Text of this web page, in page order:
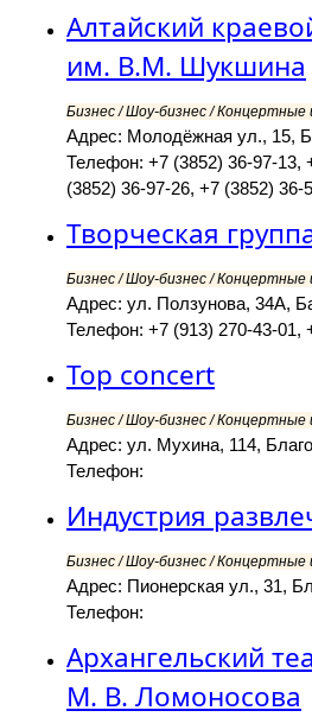
Алтайский
им. В.М. Шукшина
Бизнес / Шоу-бизнес /
Адрес: Молодёжная ул., 15,
Телефон: +7 (3852) 36-97-13,
(3852) 36-97-26, +7 (3852) 36-
Творческая
Бизнес / Шоу-бизнес /
Адрес: ул. Ползунова, 34А,
Телефон: +7 (913) 270-43-01,
Top concert
Бизнес / Шоу-бизнес /
Адрес: ул. Мухина, 114,
Телефон:
Индустрия
Бизнес / Шоу-бизнес /
Адрес: Пионерская ул., 31,
Телефон:
Архангельский
М. В. Ломоносова